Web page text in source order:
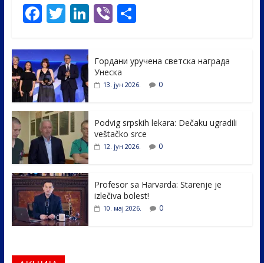
F
e
b
o
o
k
T
itt
er
Li
e
dI
Vi S
e
Гордани уручена светска награда
Унеска
13. јун 2026. 0
Podvig srpskih lekara: Dečaku ugradili
veštačko srce
12. јун 2026. 0
Profesor sa Harvarda: Starenje je
izlečiva bolest!
10. мај 2026. 0